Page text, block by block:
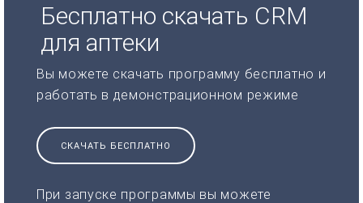
Бесплатно скачать CRM
для аптеки
Вы можете скачать программу бесплатно и
работать в демонстрационном режиме
СКАЧАТЬ БЕСПЛАТНО
При запуске программы вы можете